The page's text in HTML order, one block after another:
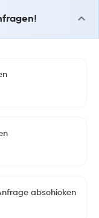
abschicken